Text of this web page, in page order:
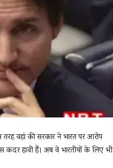
तरह वहां की सरकार ने भारत पर आरोप
हावी हैं। अब वे भारतीयों के लिए भी